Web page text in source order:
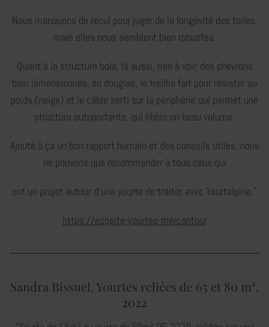
Nous manquons de recul pour juger de la longévité des toiles,
mais elles nous semblent bien robustes.
Quant à la structure bois, là aussi, rien à voir, des chevrons
bien dimensionnés, en douglas, le treillis fait pour résister au
poids (neige) et le câble serti sur la périphérie qui permet une
structure autoportante, qui libère un beau volume.
Ajouté à ça un bon rapport humain et des conseils utiles, nous
ne pouvons que recommander à tous ceux qui
ont un projet autour d’une yourte de traiter avec Yourtalpine."
https://ecogite-yourtes-mercantour
Sandra Bissuel, Yourtes reliées de 65 et 80 m²,
2022